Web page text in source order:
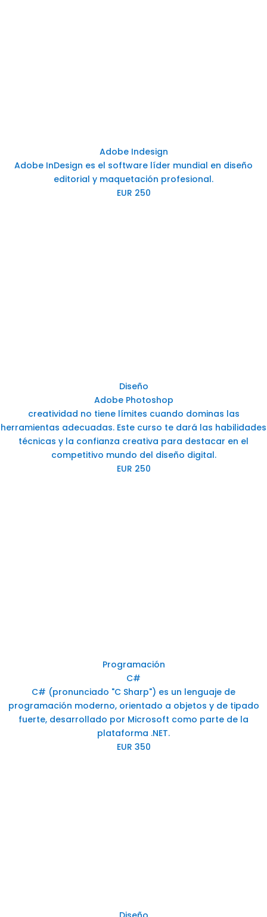
Adobe Indesign
Adobe InDesign es el software líder mundial en diseño
editorial y maquetación profesional.
EUR 250
Diseño
Adobe Photoshop
creatividad no tiene límites cuando dominas las
herramientas adecuadas. Este curso te dará las habilidades
técnicas y la confianza creativa para destacar en el
competitivo mundo del diseño digital.
EUR 250
Programación
C#
C# (pronunciado "C Sharp") es un lenguaje de
programación moderno, orientado a objetos y de tipado
fuerte, desarrollado por Microsoft como parte de la
plataforma .NET.
EUR 350